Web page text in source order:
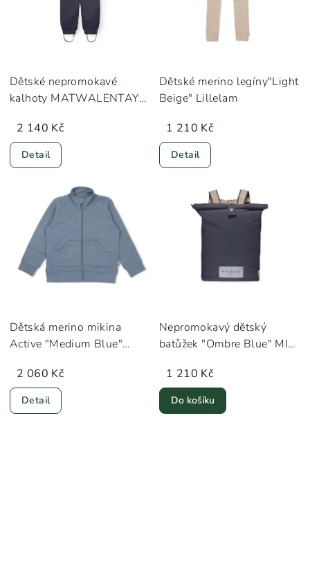
Dětské nepromokavé
kalhoty MATWALENTAYA
TURE
2 140 Kč
Detail
Dětské merino legíny"Light
Beige" Lillelam
1 210 Kč
Detail
Dětská merino mikina
Active "Medium Blue"
2 060 Kč
Detail
Nepromokavý dětský
batůžek "Ombre Blue" MINI
1 210 Kč
Do košíku